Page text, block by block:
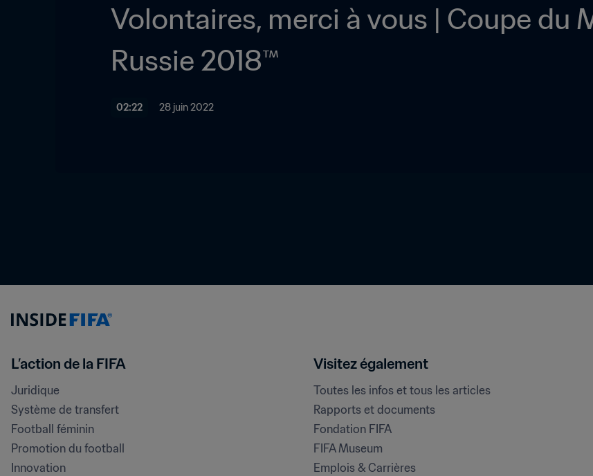
Volontaires, merci à vous | Coupe du
Russie 2018™
02:22 28 juin 2022
L’action de la FIFA
Juridique
Système de transfert
Football féminin
Promotion du football
Innovation
Visitez également
Toutes les infos et tous les articles
Rapports et documents
Fondation FIFA
FIFA Museum
Emplois & Carrières